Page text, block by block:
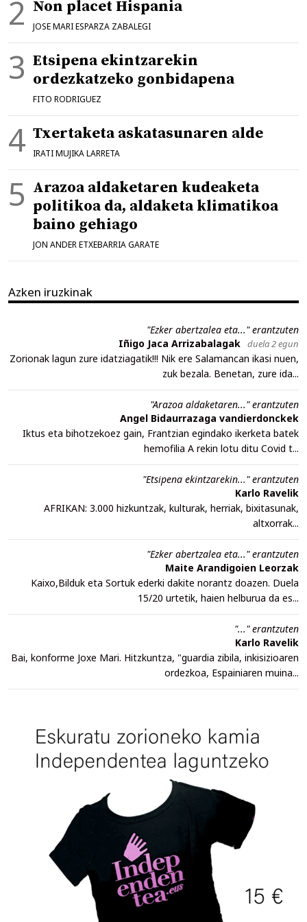
Non placet Hispania
JOSE MARI ESPARZA ZABALEGI
Etsipena ekintzarekin
ordezkatzeko gonbidapena
FITO RODRIGUEZ
Txertaketa askatasunaren alde
IRATI MUJIKA LARRETA
Arazoa aldaketaren kudeaketa
politikoa da, aldaketa klimatikoa
baino gehiago
JON ANDER ETXEBARRIA GARATE
Azken iruzkinak
"Ezker abertzalea eta..." erantzuten
Iñigo Jaca Arrizabalagak duela 2 egun
Zorionak lagun zure idatziagatik!!! Nik ere Salamancan ikasi nuen,
zuk bezala. Benetan, zure ida...
"Arazoa aldaketaren..." erantzuten
Angel Bidaurrazaga vandierdonckek
Iktus eta bihotzekoez gain, Frantzian egindako ikerketa batek
hemofilia A rekin lotu ditu Covid t...
"Etsipena ekintzarekin..." erantzuten
Karlo Ravelik
AFRIKAN: 3.000 hizkuntzak, kulturak, herriak, bixitasunak,
altxorrak...
"Ezker abertzalea eta..." erantzuten
Maite Arandigoien Leorzak
Kaixo,Bilduk eta Sortuk ederki dakite norantz doazen. Duela
15/20 urtetik, haien helburua da es...
"..." erantzuten
Karlo Ravelik
Bai, konforme Joxe Mari. Hitzkuntza, "guardia zibila, inkisizioaren
ordezkoa, Espainiaren muina...